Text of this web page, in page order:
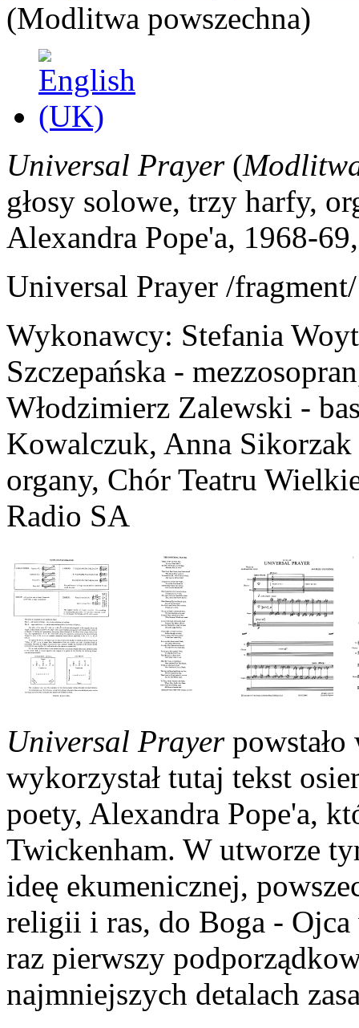
(Modlitwa powszechna)
Universal Prayer(
głosy solowe, trzy harfy,
Alexandra Pope'a, 1968-
Universal Prayer /fragment/
Wykonawcy: Stefania
Szczepańska -
Włodzimierz Zalewski -
Kowalczuk, Anna
organy, Chór Teatru
Radio SA
Universal Prayerpowstało
wykorzystał tutaj tekst
poety, Alexandra Pope'a,
Twickenham. W utworze
ideę ekumenicznej,
religii i ras, do Boga -
raz pierwszy
najmniejszych detalach